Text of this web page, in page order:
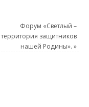
Форум «Светлый –
территория защитников
нашей Родины». »